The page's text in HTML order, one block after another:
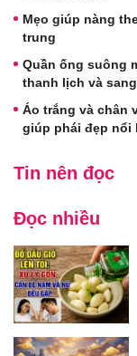
Mẹo giúp nàng
trung
Quần ống suông
thanh lịch và
Áo trắng và chân
giúp phái đẹp nổi
Tin nên đọc
Đọc nhiều